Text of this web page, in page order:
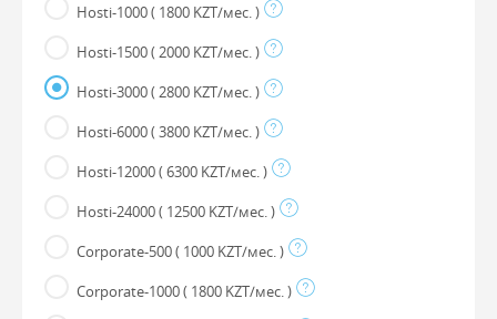
Hosti-1000( 1800 KZT/мес. )
Hosti-1500( 2000 KZT/мес. )
Hosti-3000( 2800 KZT/мес. )
Hosti-6000( 3800 KZT/мес. )
Hosti-12000( 6300 KZT/мес. )
Hosti-24000( 12500 KZT/мес. )
Corporate-500( 1000 KZT/мес. )
Corporate-1000( 1800 KZT/мес. )